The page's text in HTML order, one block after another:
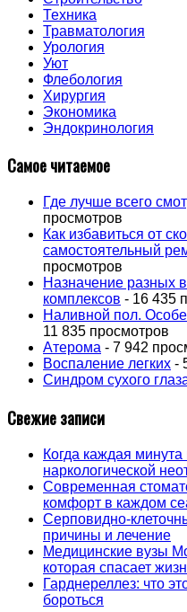
Техника
Травматология
Урология
Уют
Флебология
Хирургия
Экономика
Эндокринология
Самое читаемое
Где лучше всего
просмотров
Как избавиться от
самостоятельный
просмотров
Назначение разных
комплексов - 16 435
Наливной пол.
11 835 просмотров
Атерома - 7 942
Воспаление легких -
Синдром сухого
Свежие записи
Когда каждая минута
наркологической
Современная
комфорт в каждом
Серповидно-
причины и лечение
Медицинские вузы
которая спасает
Гарднереллез: что
бороться